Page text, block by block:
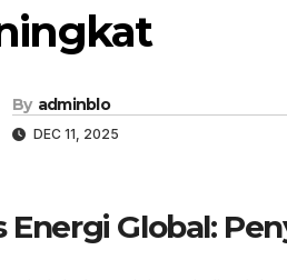
By adminblo
DEC 11, 2025
Energi Global: